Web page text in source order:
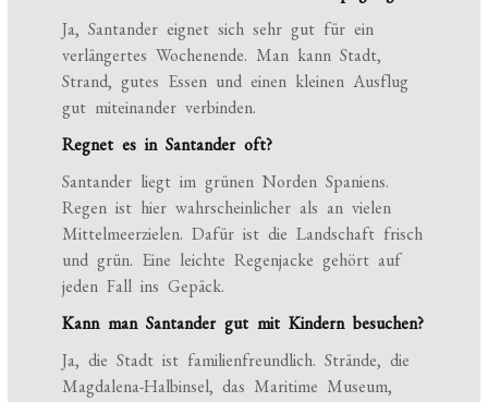
Ja, Santander eignet sich sehr gut für ein
verlängertes Wochenende. Man kann Stadt,
Strand, gutes Essen und einen kleinen Ausflug
gut miteinander verbinden.
Regnet es in Santander oft?
Santander liegt im grünen Norden Spaniens.
Regen ist hier wahrscheinlicher als an vielen
Mittelmeerzielen. Dafür ist die Landschaft frisch
und grün. Eine leichte Regenjacke gehört auf
jeden Fall ins Gepäck.
Kann man Santander gut mit Kindern besuchen?
Ja, die Stadt ist familienfreundlich. Strände, die
Magdalena-Halbinsel, das Maritime Museum,